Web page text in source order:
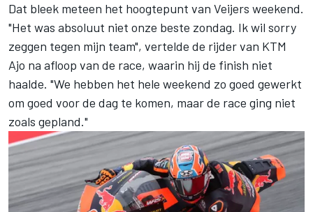
Dat bleek meteen het hoogtepunt van Veijers weekend.
"Het was absoluut niet onze beste zondag. Ik wil sorry
zeggen tegen mijn team", vertelde de rijder van KTM
Ajo na afloop van de race, waarin hij de finish niet
haalde. "We hebben het hele weekend zo goed gewerkt
om goed voor de dag te komen, maar de race ging niet
zoals gepland."